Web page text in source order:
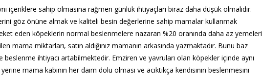
içeriklere sahip olmasına rağmen günlük ihtiyaçları biraz daha düşük olmalıdır.
göz önüne almak ve kaliteli besin değerlerine sahip mamalar kullanmak
eden köpeklerin normal beslenmelere nazaran %20 oranında daha az yemeleri
mama miktarları, satın aldığınız mamanın arkasında yazmaktadır. Bunu baz
beslenme ihtiyacı artabilmektedir. Emziren ve yavruları olan köpekler içinde aynı
mama kabının her daim dolu olması ve acıktıkça kendisinin beslenmesini